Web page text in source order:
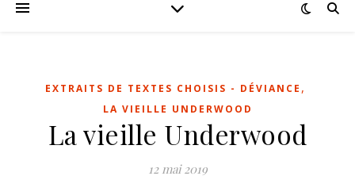
EXTRAITS DE TEXTES CHOISIS - DÉVIANCE ,
LA VIEILLE UNDERWOOD
La vieille Underwood
12 mai 2019